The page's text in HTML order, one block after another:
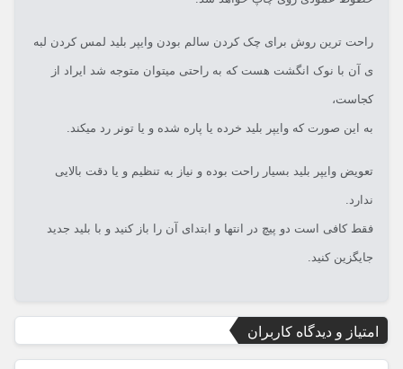
راحت ترین روش برای چک کردن سالم بودن وایپر بلید لمس کردن لبه
ی آن با نوک انگشت هست که به راحتی میتوان متوجه شد ایراد از
کجاست،
به این صورت که وایپر بلید خرده یا پاره شده و یا تونر رد میکند.
تعویض وایپر بلید بسیار راحت بوده و نیاز به تنظیم و یا دقت بالایی
ندارد.
فقط کافی است دو پیچ در انتها و ابتدای آن را باز کنید و با بلید جدید
جایگزین کنید.
امتیاز و دیدگاه کاربران